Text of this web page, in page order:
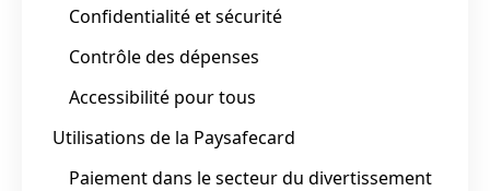
Confidentialité et sécurité
Contrôle des dépenses
Accessibilité pour tous
Utilisations de la Paysafecard
Paiement dans le secteur du divertissement